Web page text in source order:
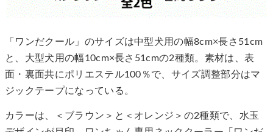
「ワンだクール」のサイズは中型犬用の幅8cm×長さ51cm
と、大型犬用の幅10cm×長さ51cmの2種類。素材は、表
面・裏面共にポリエステル100％で、サイズ調整部分はマ
ジックテープになっている。
カラーは、＜ブラウン＞と＜オレンジ＞の2種類で、水玉